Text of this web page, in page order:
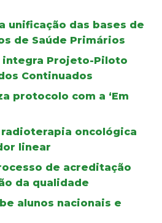
unificação das bases de
de Saúde Primários
integra Projeto-Piloto
Continuados
protocolo com a ‘Em
radioterapia oncológica
linear
de acreditação
da qualidade
alunos nacionais e